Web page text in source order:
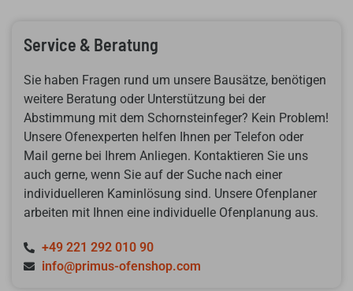
Service & Beratung
Sie haben Fragen rund um unsere Bausätze, benötigen
weitere Beratung oder Unterstützung bei der
Abstimmung mit dem Schornsteinfeger? Kein Problem!
Unsere Ofenexperten helfen Ihnen per Telefon oder
Mail gerne bei Ihrem Anliegen. Kontaktieren Sie uns
auch gerne, wenn Sie auf der Suche nach einer
individuelleren Kaminlösung sind. Unsere Ofenplaner
arbeiten mit Ihnen eine individuelle Ofenplanung aus.
+49 221 292 010 90
info@primus-ofenshop.com